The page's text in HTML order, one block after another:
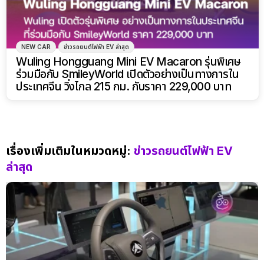
NEW CAR ข่าวรถยนต์ไฟฟ้า EV ล่าสุด
Wuling Hongguang Mini EV Macaron รุ่นพิเศษ
ร่วมมือกับ SmileyWorld เปิดตัวอย่างเป็นทางการใน
ประเทศจีน วิ่งไกล 215 กม. กับราคา 229,000 บาท
เรื่องเพิ่มเติมในหมวดหมู่: ข่าวรถยนต์ไฟฟ้า EV
ล่าสุด